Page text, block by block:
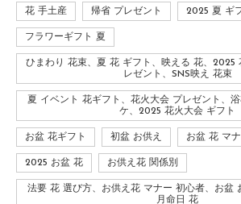
花 手土産 帰省 プレゼント 2025 夏 ギ
フラワーギフト 夏
ひまわり 花束、夏 花 ギフト、映える 花、2025
レゼント、SNS映え 花束
夏 イベント 花ギフト、花火大会 プレゼント、
ケ、2025 花火大会 ギフト
お盆 花ギフト 初盆 お供え お盆 花 マ
2025 お盆 花 お供え花 関係別
法要 花 選び方、お供え花 マナー 初心者、お盆
月命日 花